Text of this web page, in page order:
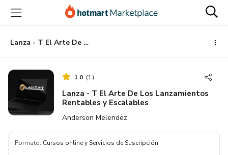
principal
página
de
página
Lanza - T El Arte De Los Lanzamientos Rentables y Escalables
1.0 (1)
Lanza - T El Arte De Los Lanzamientos
Rentables y Escalables
Anderson Melendez
Formato: Cursos online y Servicios de Suscripción